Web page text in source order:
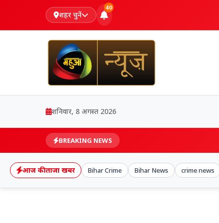
शहर चुनें
40
शनिवार, 8 अगस्त 2026
BREAKING NEWS
आज की ताजा खबर Bihar Crime Bihar News crime news